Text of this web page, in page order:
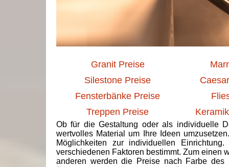
Granit Preise
Silestone Preise
Fensterbänke Preise
Treppen Preise
Ob für die Gestaltung oder als individuelle
wertvolles Material um Ihre Ideen
Möglichkeiten zur individuellen
verschiedenen Faktoren bestimmt. Zum einen
anderen werden die Preise nach Farbe des